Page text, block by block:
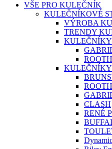
VŠE PRO KULEČNÍK
KULEČNÍKOVÉ
VÝROBA
TRENDY
KULEČNÍKY
CLASH
RENÉ